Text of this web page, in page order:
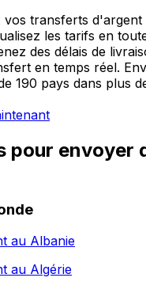
vos transferts d'argent
les tarifs en
des délais de
en temps réel.
190 pays dans plus
pour envoyer
au Albanie
au Algérie